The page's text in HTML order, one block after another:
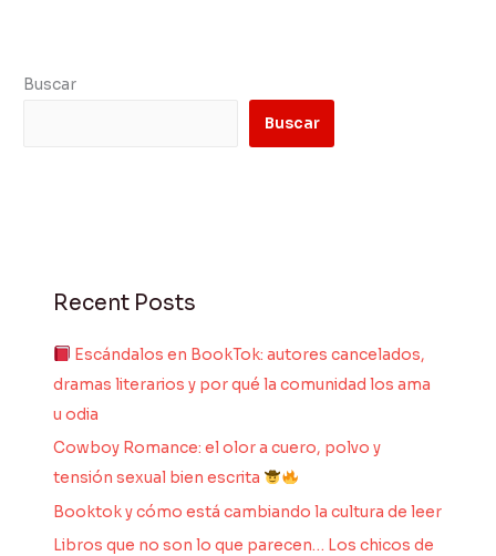
Buscar
Buscar
Recent Posts
Escándalos en BookTok: autores cancelados,
dramas literarios y por qué la comunidad los ama
u odia
Cowboy Romance: el olor a cuero, polvo y
tensión sexual bien escrita
Booktok y cómo está cambiando la cultura de leer
Libros que no son lo que parecen… Los chicos de